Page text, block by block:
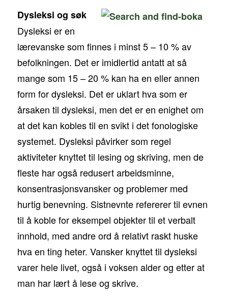
Dysleksi og søk
Dysleksi er en
lærevanske som finnes i minst 5 – 10 % av
befolkningen. Det er imidlertid antatt at så
mange som 15 – 20 % kan ha en eller annen
form for dysleksi. Det er uklart hva som er
årsaken til dysleksi, men det er en enighet om
at det kan kobles til en svikt i det fonologiske
systemet. Dysleksi påvirker som regel
aktiviteter knyttet til lesing og skriving, men de
fleste har også redusert arbeidsminne,
konsentrasjonsvansker og problemer med
hurtig benevning. Sistnevnte refererer til evnen
til å koble for eksempel objekter til et verbalt
innhold, med andre ord å relativt raskt huske
hva en ting heter. Vansker knyttet til dysleksi
varer hele livet, også i voksen alder og etter at
man har lært å lese og skrive.